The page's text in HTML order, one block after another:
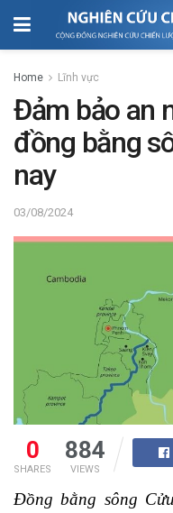
Home Lĩnh vực
Đảm bảo an
đồng bằng
nay
03/08/2024
0
SHARES
884
VIEWS
Đồng bằng sông